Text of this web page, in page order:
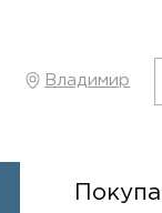
Владимир